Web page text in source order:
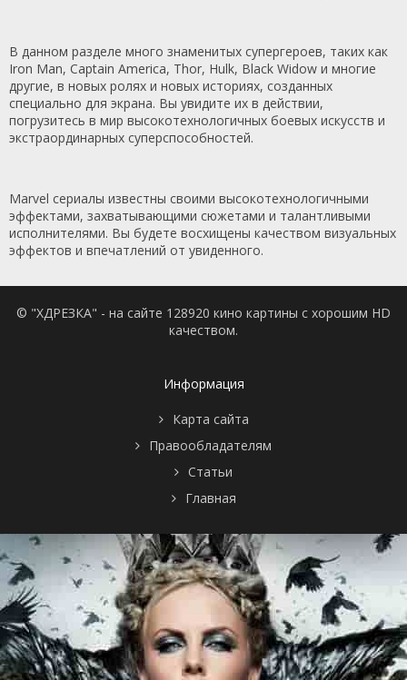
В данном разделе много знаменитых супергероев, таких как
Iron Man, Captain America, Thor, Hulk, Black Widow и многие
другие, в новых ролях и новых историях, созданных
специально для экрана. Вы увидите их в действии,
погрузитесь в мир высокотехнологичных боевых искусств и
экстраординарных суперспособностей.
Marvel сериалы известны своими высокотехнологичными
эффектами, захватывающими сюжетами и талантливыми
исполнителями. Вы будете восхищены качеством визуальных
эффектов и впечатлений от увиденного.
© "ХДРЕЗКА" - на сайте 128920 кино картины с хорошим HD
качеством.
Информация
Карта сайта
Правообладателям
Статьи
Главная